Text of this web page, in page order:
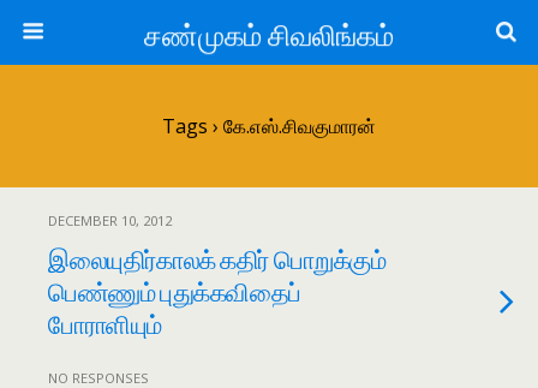
சண்முகம் சிவலிங்கம்
Tags › கே.எஸ்.சிவகுமாரன்
DECEMBER 10, 2012
இலையுதிர்காலக் கதிர் பொறுக்கும்
பெண்ணும் புதுக்கவிதைப்
போராளியும்
NO RESPONSES